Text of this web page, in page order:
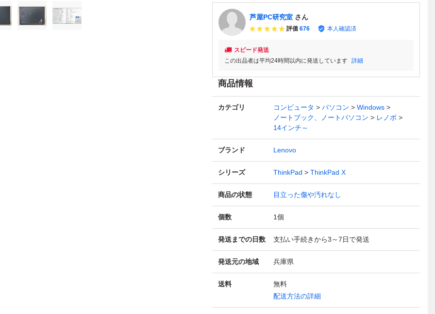
芦屋PC研究室 さん
評価 676 本人確認済
スピード発送
この出品者は平均24時間以内に発送しています 詳細
商品情報
カテゴリ コンピュータ パソコン
Windows
ノートブック、ノートパソコン
レノボ
14インチ～
ブランド Lenovo
シリーズ ThinkPad ThinkPad X
商品の状態 目立った傷や汚れなし
個数 1個
発送までの日数 支払い手続きから3～7日で発送
発送元の地域 兵庫県
送料
無料
配送方法の詳細